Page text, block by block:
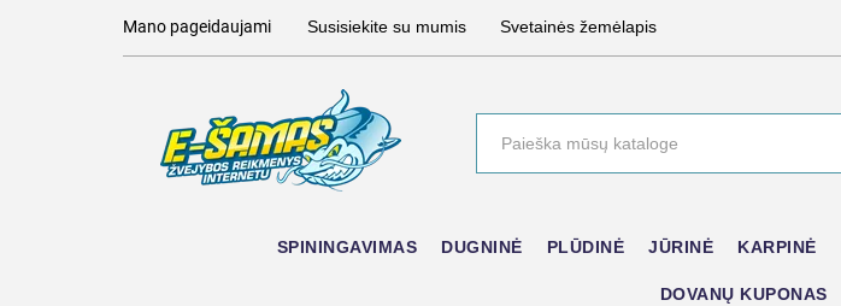
Mano pageidaujami Susisiekite su mumis Svetainės žemėlapis
SPININGAVIMAS DUGNINĖ PLŪDINĖ JŪRINĖ KARPINĖ
DOVANŲ KUPONAS